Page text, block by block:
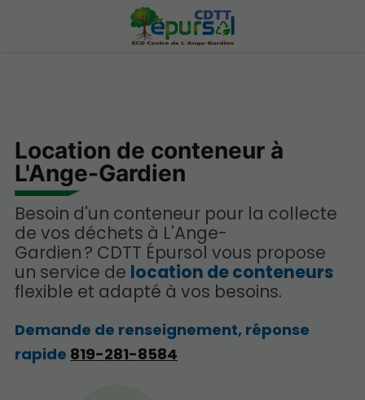
Location de conteneur à
L'Ange-Gardien
Besoin d'un conteneur pour la collecte
de vos déchets à L'Ange-
Gardien ? CDTT Épursol vous propose
un service de location de conteneurs
flexible et adapté à vos besoins.
Demande de renseignement, réponse
rapide 819-281-8584